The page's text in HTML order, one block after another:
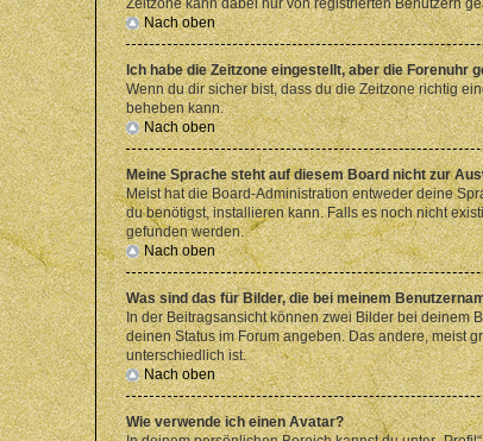
Nach oben
Ich habe die Zeitzone eingestellt, aber die Forenuhr
Wenn du dir sicher bist, dass du die Zeitzone richtig
beheben kann.
Nach oben
Meine Sprache steht auf diesem Board nicht zur
Meist hat die Board-Administration entweder deine
du benötigst, installieren kann. Falls es noch nicht
gefunden werden.
Nach oben
Was sind das für Bilder, die bei meinem
In der Beitragsansicht können zwei Bilder bei deinem
deinen Status im Forum angeben. Das andere, meist
unterschiedlich ist.
Nach oben
Wie verwende ich einen Avatar?